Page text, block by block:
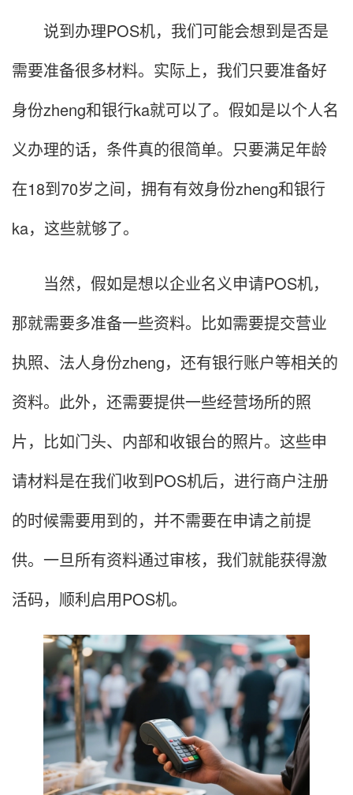
说到办理POS机，我们可能会想到是否是
需要准备很多材料。实际上，我们只要准备好
身份zheng和银行ka就可以了。假如是以个人名
义办理的话，条件真的很简单。只要满足年龄
在18到70岁之间，拥有有效身份zheng和银行
ka，这些就够了。
当然，假如是想以企业名义申请POS机，
那就需要多准备一些资料。比如需要提交营业
执照、法人身份zheng，还有银行账户等相关的
资料。此外，还需要提供一些经营场所的照
片，比如门头、内部和收银台的照片。这些申
请材料是在我们收到POS机后，进行商户注册
的时候需要用到的，并不需要在申请之前提
供。一旦所有资料通过审核，我们就能获得激
活码，顺利启用POS机。